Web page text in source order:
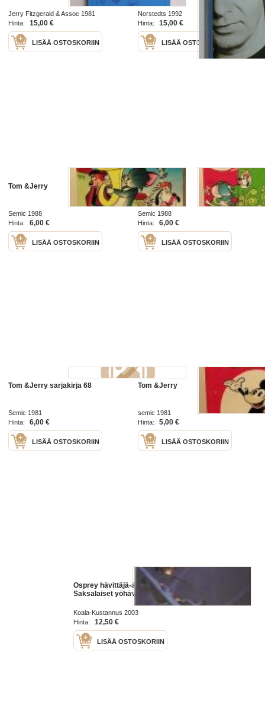
Jerry Fitzgerald & Assoc 1981
Hinta:
15,00 €
LISÄÄ OSTOSKORIIN
Norstedts 1992
Hinta:
15,00 €
LISÄÄ OSTOSKORIIN
Tom &Jerry
Semic 1988
Hinta:
6,00 €
LISÄÄ OSTOSKORIIN
Tom &Jerry
Semic 1988
Hinta:
6,00 €
LISÄÄ OSTOSKORIIN
Tom &Jerry sarjakirja 68
Semic 1981
Hinta:
6,00 €
LISÄÄ OSTOSKORIIN
Tom &Jerry
semic 1981
Hinta:
5,00 €
LISÄÄ OSTOSKORIIN
Osprey hävittäjä-ässät 9 -
Saksalaiset yöhävittäjä-ässät
Koala-Kustannus 2003
Hinta:
12,50 €
LISÄÄ OSTOSKORIIN